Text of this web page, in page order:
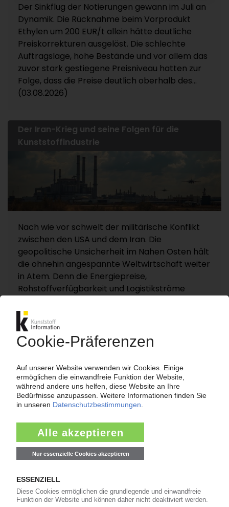
Der Sinkflug der Notierungen gewann im Juli an
Dynamik. Die Rücknahme beim Vorprodukt
Ethylen um 200 EUR/t allein hätte deutliche
Preiskorrekturen ausgelöst. Die schlechte
Auftragslage, hohe Bestände und vor allem das
zuvor stark gestiegene Preisniveau hatten zur
Folge, dass die Preise deutlich oberhalb des...
(03.08.2026)
Der Iran-Krieg und seine Folgen für die
Kunststoffindustrie
Nach wie vor schwelt der militärische Konflikt
zwischen den USA und dem Iran. Die
geopolitische Unsicherheit im Nahen Osten hält
die ohnehin angespannte Weltwirtschaft weiter
in Atem. Denn die Energiepreise,
Rohstoffverfügbarkeit und Logistikströme
KI – Kunststoff Information dokumentiert und
analysiert die für die Polymermärkte
entscheidenden Entwicklungen rund um die
Straße von Hormus auf einer eigenen
Themenseite „Nahost-Konflikt“.
Zur Themenseite...
Nachrichten
HEXPOL
Elastomer-Spezialist kauft italienischen PVC-
Compoundeur Vipa Group / Rückläufige
Halbjahresergebnisse trotz besserem zweiten
Quartal